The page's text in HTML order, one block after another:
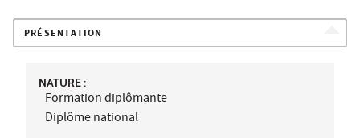
PRÉSENTATION
NATURE :
Formation diplômante
Diplôme national